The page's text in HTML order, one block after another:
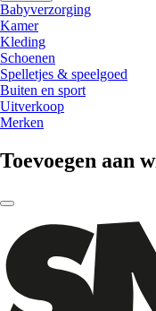
Babyverzorging
Kamer
Kleding
Schoenen
Spelletjes & speelgoed
Buiten en sport
Uitverkoop
Merken
Toevoegen aan